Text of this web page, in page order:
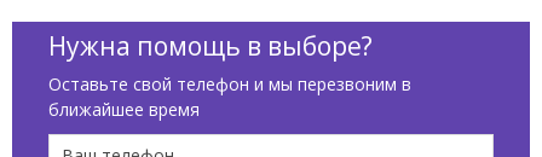
Нужна помощь в выборе?
Оставьте свой телефон и мы перезвоним в
ближайшее время